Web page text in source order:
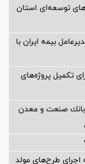
توسعه‌ای استان
بیمه ایران با
تكمیل پروژه‌های
بانك صنعت و معدن
طرح‌های مولد